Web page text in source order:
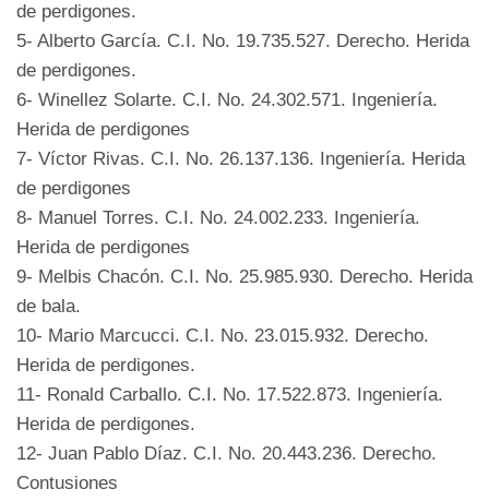
de perdigones.
5- Alberto García. C.I. No. 19.735.527. Derecho. Herida
de perdigones.
6- Winellez Solarte. C.I. No. 24.302.571. Ingeniería.
Herida de perdigones
7- Víctor Rivas. C.I. No. 26.137.136. Ingeniería. Herida
de perdigones
8- Manuel Torres. C.I. No. 24.002.233. Ingeniería.
Herida de perdigones
9- Melbis Chacón. C.I. No. 25.985.930. Derecho. Herida
de bala.
10- Mario Marcucci. C.I. No. 23.015.932. Derecho.
Herida de perdigones.
11- Ronald Carballo. C.I. No. 17.522.873. Ingeniería.
Herida de perdigones.
12- Juan Pablo Díaz. C.I. No. 20.443.236. Derecho.
Contusiones